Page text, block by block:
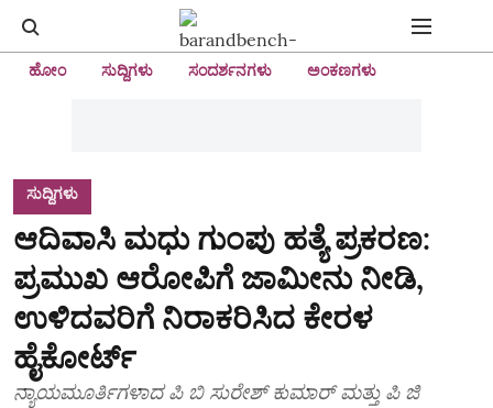
ಹೋಂ ಸುದ್ದಿಗಳು ಸಂದರ್ಶನಗಳು ಅಂಕಣಗಳು
ಸುದ್ದಿಗಳು
ಆದಿವಾಸಿ ಮಧು ಗುಂಪು ಹತ್ಯೆ ಪ್ರಕರಣ:
ಪ್ರಮುಖ ಆರೋಪಿಗೆ ಜಾಮೀನು ನೀಡಿ,
ಉಳಿದವರಿಗೆ ನಿರಾಕರಿಸಿದ ಕೇರಳ
ಹೈಕೋರ್ಟ್
ನ್ಯಾಯಮೂರ್ತಿಗಳಾದ ಪಿ ಬಿ ಸುರೇಶ್ ಕುಮಾರ್ ಮತ್ತು ಪಿ ಜಿ